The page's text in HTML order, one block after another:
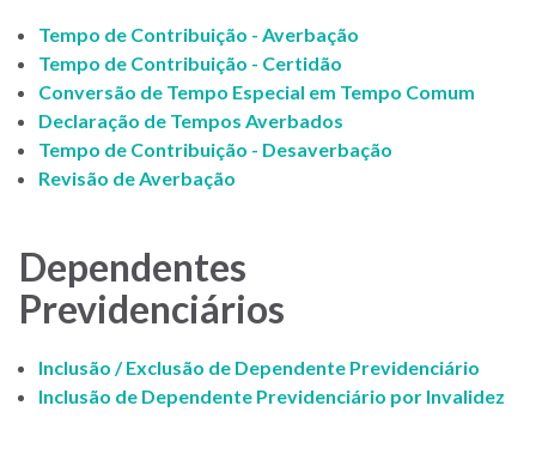
Tempo de Contribuição - Averbação
Tempo de Contribuição - Certidão
Conversão de Tempo Especial em Tempo Comum
Declaração de Tempos Averbados
Tempo de Contribuição - Desaverbação
Revisão de Averbação
Dependentes
Previdenciários
Inclusão / Exclusão de Dependente Previdenciário
Inclusão de Dependente Previdenciário por Invalidez